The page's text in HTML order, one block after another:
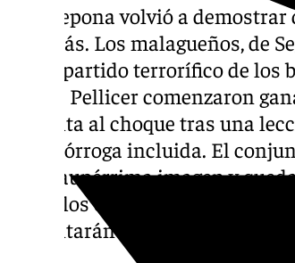
El Estepona volvió a
aún más. Los malagueños, de
en un partido terrorífico de los
Los de Pellicer comenzaron
la vuelta al choque tras una
con prórroga incluida. El
una paupérrima imagen y
parte, los esteponeros siguen
enfrentarán a un Primera